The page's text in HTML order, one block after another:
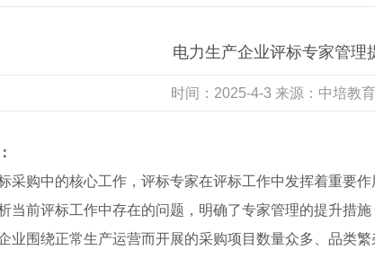
电力生产企业评标专家管理
时间：2025-4-3 来源：中培教
采购中的核心工作，评标专家在评标工作中发挥着重要
当前评标工作中存在的问题，明确了专家管理的提升措施
业围绕正常生产运营而开展的采购项目数量众多、品类